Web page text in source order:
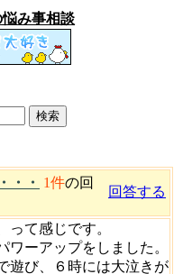
み事相談
・・ 1件の回
回答する
って感じです。
ワーアップをしました。
遊び、６時には大泣きが